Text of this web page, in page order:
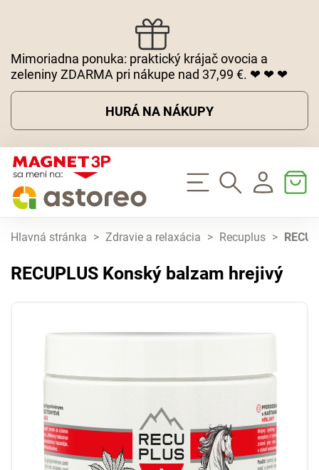
Mimoriadna ponuka: praktický krájač ovocia a
zeleniny ZDARMA pri nákupe nad 37,99 €. ❤ ❤ ❤
HURÁ NA NÁKUPY
Hlavná stránka > Zdravie a relaxácia > Recuplus >
RECUPLUS Konský balzam hrejivý